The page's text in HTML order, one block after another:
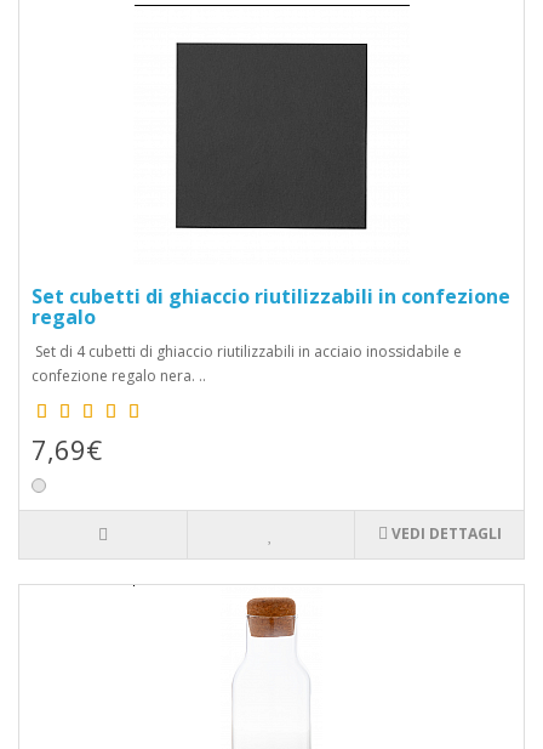
Set cubetti di ghiaccio riutilizzabili in confezione
regalo
Set di 4 cubetti di ghiaccio riutilizzabili in acciaio inossidabile e
confezione regalo nera. ..
7,69€
VEDI DETTAGLI